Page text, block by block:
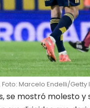
Marcelo Endelli/Getty
, se mostró molesto y